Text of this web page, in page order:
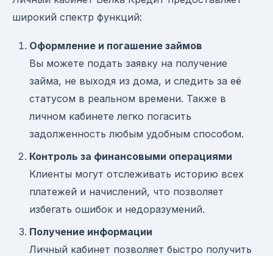
широкий спектр функций:
Оформление и погашение займов
Вы можете подать заявку на получение
займа, не выходя из дома, и следить за её
статусом в реальном времени. Также в
личном кабинете легко погасить
задолженность любым удобным способом.
Контроль за финансовыми операциями
Клиенты могут отслеживать историю всех
платежей и начислений, что позволяет
избегать ошибок и недоразумений.
Получение информации
Личный кабинет позволяет быстро получить